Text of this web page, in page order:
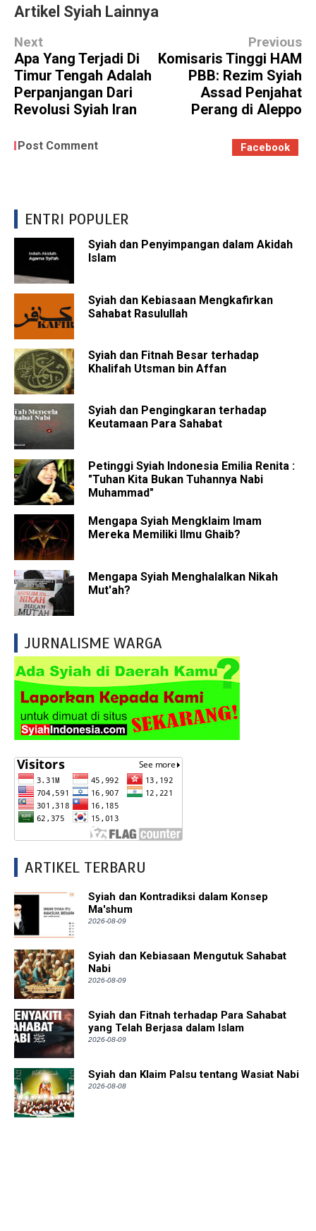
Artikel Syiah Lainnya
Next
Apa Yang Terjadi Di
Timur Tengah Adalah
Perpanjangan Dari
Revolusi Syiah Iran
Previous
Komisaris Tinggi HAM
PBB: Rezim Syiah
Assad Penjahat
Perang di Aleppo
Post Comment Facebook
ENTRI POPULER
Syiah dan Penyimpangan dalam Akidah
Islam
Syiah dan Kebiasaan Mengkafirkan
Sahabat Rasulullah
Syiah dan Fitnah Besar terhadap
Khalifah Utsman bin Affan
Syiah dan Pengingkaran terhadap
Keutamaan Para Sahabat
Petinggi Syiah Indonesia Emilia Renita :
"Tuhan Kita Bukan Tuhannya Nabi
Muhammad"
Mengapa Syiah Mengklaim Imam
Mereka Memiliki Ilmu Ghaib?
Mengapa Syiah Menghalalkan Nikah
Mut'ah?
JURNALISME WARGA
ARTIKEL TERBARU
Syiah dan Kontradiksi dalam Konsep
Ma'shum
2026-08-09
Syiah dan Kebiasaan Mengutuk Sahabat
Nabi
2026-08-09
Syiah dan Fitnah terhadap Para Sahabat
yang Telah Berjasa dalam Islam
2026-08-09
Syiah dan Klaim Palsu tentang Wasiat Nabi
2026-08-08